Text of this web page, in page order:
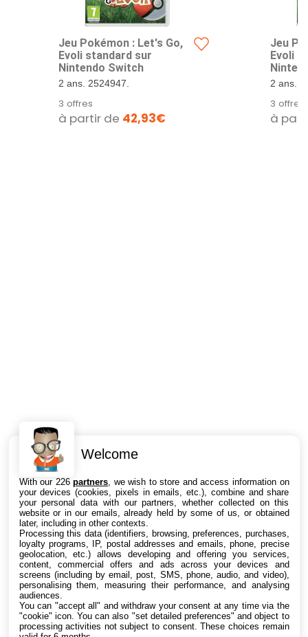
Jeu Pokémon : Let's Go,
Evoli standard sur
Nintendo Switch
2 ans. 2524947.
3 offres
à partir de 42,93€
Jeu
Evoli
2 ans.
3 offres
à
Intéressant ? Partagez !
Welcome
With our 226partners , we wish to store and access information on
your devices (cookies, pixels in emails, etc.), combine and share
your personal data with our partners, whether collected on this
website or in our emails, already held by some of us, or obtained
later, including in other contexts.
Processing this data (identifiers, browsing, preferences, purchases,
loyalty programs, IP, postal addresses and emails, phone, precise
geolocation, etc.) allows developing and offering you services,
content, commercial offers and ads across your devices and
screens (including by email, post, SMS, phone, audio, and video),
personalising them, measuring their performance, and analysing
audiences.
You can "accept all" and withdraw your consent at any time via the
"cookie" icon. You can also "set detailed preferences" and object to
processing activities not subject to consent. These choices remain